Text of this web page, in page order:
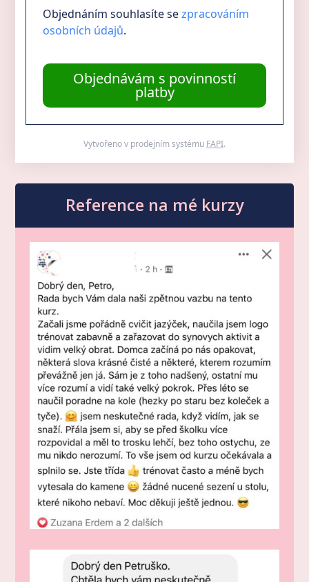
Objednáním souhlasíte sezpracováním
osobních údajů.
Objednávám s povinností
platby
Vytvořeno v prodejním systému FAPI.
Reference na mé kurzy